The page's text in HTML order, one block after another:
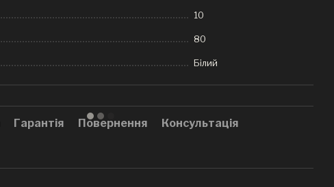
10
80
Білий
Гарантія Повернення Консультація